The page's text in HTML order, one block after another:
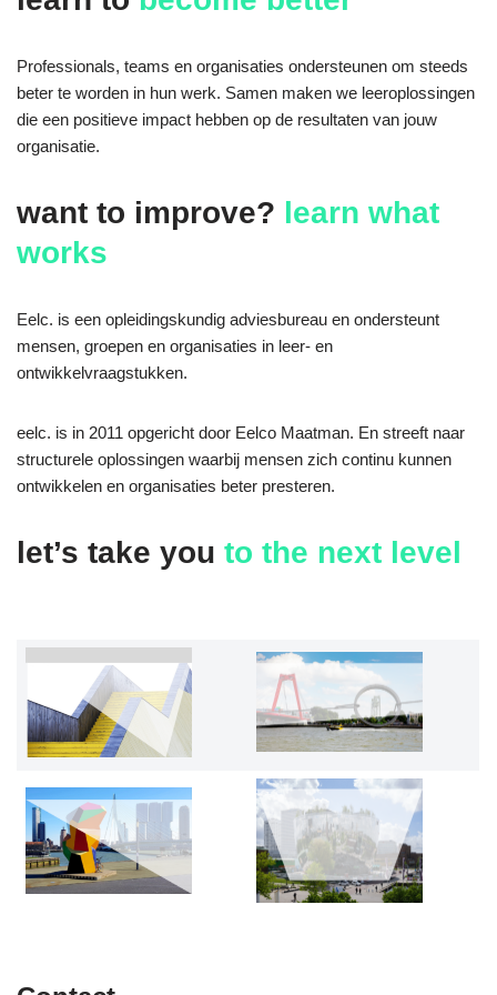
Professionals, teams en organisaties ondersteunen om steeds
beter te worden in hun werk. Samen maken we leeroplossingen
die een positieve impact hebben op de resultaten van jouw
organisatie.
want to improve? learn what
works
Eelc. is een opleidingskundig adviesbureau en ondersteunt
mensen, groepen en organisaties in leer- en
ontwikkelvraagstukken.
eelc. is in 2011 opgericht door Eelco Maatman. En streeft naar
structurele oplossingen waarbij mensen zich continu kunnen
ontwikkelen en organisaties beter presteren.
let’s take you to the next level